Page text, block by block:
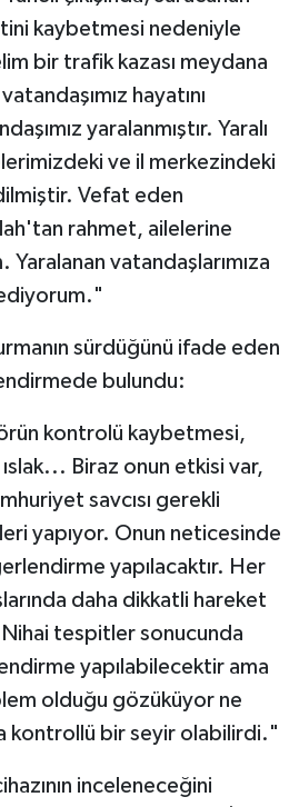
kaybetmesi nedeniyle
bir trafik kazası meydana
hayatını
yaralanmıştır. Yaralı
ve il merkezindeki
Vefat eden
rahmet, ailelerine
Yaralanan vatandaşlarımıza
sürdüğünü ifade eden
bulundu:
kontrolü kaybetmesi,
Biraz onun etkisi var,
savcısı gerekli
yapıyor. Onun neticesinde
yapılacaktır. Her
daha dikkatli hareket
tespitler sonucunda
yapılabilecektir ama
olduğu gözüküyor ne
kontrollü bir seyir olabilirdi."
inceleneceğini